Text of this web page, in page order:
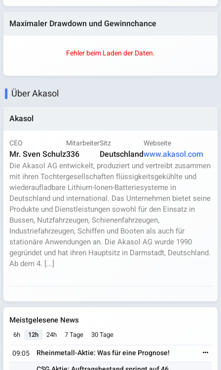
Maximaler Drawdown und Gewinnchance
Fehler beim Laden der Daten.
Über Akasol
Akasol
CEO
Mr. Sven Schulz
Mitarbeiter
336
Sitz
Deutschland
Webseite
www.akasol.com
Die Akasol AG entwickelt, produziert und vertreibt zusammen
mit ihren Tochtergesellschaften flüssigkeitsgekühlte und
wiederaufladbare Lithium-Ionen-Batteriesysteme in
Deutschland und international. Das Unternehmen bietet seine
Produkte und Dienstleistungen sowohl für den Einsatz in
Bussen, Nutzfahrzeugen, Schienenfahrzeugen,
Industriefahrzeugen, Schiffen und Booten als auch für
stationäre Anwendungen an. Die Akasol AG wurde 1990
gegründet und hat ihren Hauptsitz in Darmstadt, Deutschland.
Ab dem 4. [...]
Meistgelesene News
6h 12h 24h 7 Tage 30 Tage
09:05
Rheinmetall-Aktie: Was für eine Prognose!